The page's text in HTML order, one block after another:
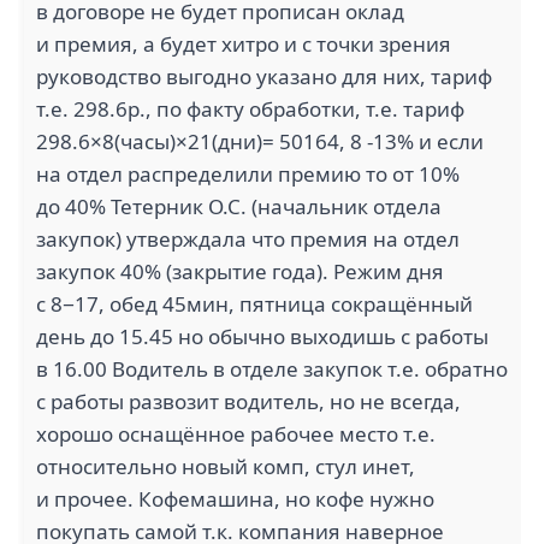
в договоре не будет прописан оклад
и премия, а будет хитро и с точки зрения
руководство выгодно указано для них, тариф
т.е. 298.6р., по факту обработки, т.е. тариф
298.6×8(часы)×21(дни)= 50164, 8 -13% и если
на отдел распределили премию то от 10%
до 40% Тетерник О.С. (начальник отдела
закупок) утверждала что премия на отдел
закупок 40% (закрытие года). Режим дня
с 8−17, обед 45мин, пятница сокращённый
день до 15.45 но обычно выходишь с работы
в 16.00 Водитель в отделе закупок т.е. обратно
с работы развозит водитель, но не всегда,
хорошо оснащённое рабочее место т.е.
относительно новый комп, стул инет,
и прочее. Кофемашина, но кофе нужно
покупать самой т.к. компания наверное